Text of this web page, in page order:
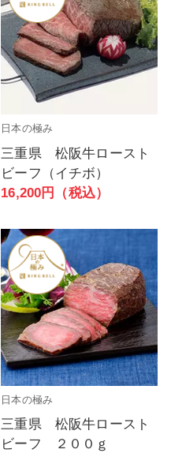
日本の極み
三重県 松阪牛ロースト
ビーフ（イチボ）
16,200円（税込）
日本の極み
三重県 松阪牛ロースト
ビーフ ２００ｇ